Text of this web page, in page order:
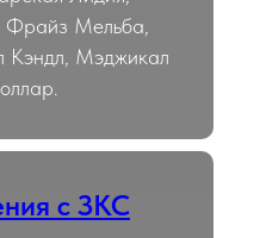
Фрайз Мельба,
Кэндл, Мэджикал
с ЗКС